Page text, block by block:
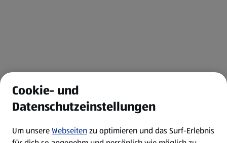
Cookie- und
Datenschutzeinstellungen
Um unsereWebseitenzu optimieren und das Surf-Erlebnis